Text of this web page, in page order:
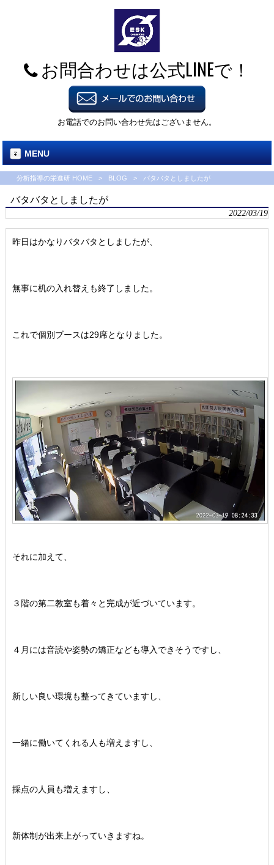
お問合わせは公式LINEで！
お電話でのお問い合わせ先はございません。
MENU
分析指導の栄進研 HOME > BLOG > バタバタとしましたが
バタバタとしましたが
2022/03/19
昨日はかなりバタバタとしましたが、
無事に机の入れ替えも終了しました。
これで個別ブースは29席となりました。
それに加えて、
３階の第二教室も着々と完成が近づいています。
４月には音読や姿勢の矯正なども導入できそうですし、
新しい良い環境も整ってきていますし、
一緒に働いてくれる人も増えますし、
採点の人員も増えますし、
新体制が出来上がっていきますね。